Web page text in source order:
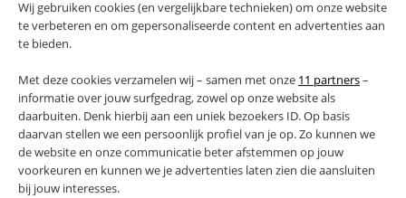
Wij gebruiken cookies (en vergelijkbare technieken) om onze website
te verbeteren en om gepersonaliseerde content en advertenties aan
te bieden.
Met deze cookies verzamelen wij – samen met onze 11 partners–
informatie over jouw surfgedrag, zowel op onze website als
daarbuiten. Denk hierbij aan een uniek bezoekers ID. Op basis
daarvan stellen we een persoonlijk profiel van je op. Zo kunnen we
de website en onze communicatie beter afstemmen op jouw
voorkeuren en kunnen we je advertenties laten zien die aansluiten
bij jouw interesses.
AVANTAGES DE CE PRODUIT
FAQ
RETOURS